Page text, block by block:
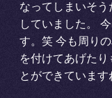
採用情報
なってしまいそ
していました。
す。笑 今も周り
を付けてあげた
とができています